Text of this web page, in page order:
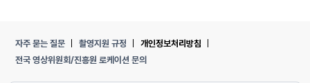
자주 묻는 질문 촬영지원 규정
개인정보처리방침
전국 영상위원회/진흥원 로케이션 문의